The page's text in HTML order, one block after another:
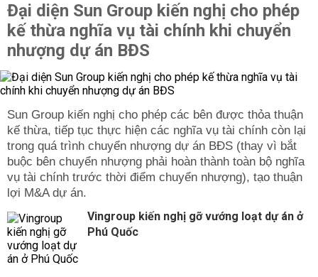
Đại diện Sun Group kiến nghị cho phép
kế thừa nghĩa vụ tài chính khi chuyển
nhượng dự án BĐS
Sun Group kiến nghị cho phép các bên được thỏa thuận
kế thừa, tiếp tục thực hiện các nghĩa vụ tài chính còn lại
trong quá trình chuyển nhượng dự án BĐS (thay vì bắt
buộc bên chuyển nhượng phải hoàn thành toàn bộ nghĩa
vụ tài chính trước thời điểm chuyển nhượng), tạo thuận
lợi M&A dự án.
Vingroup kiến nghị gỡ vướng loạt dự án ở
Phú Quốc